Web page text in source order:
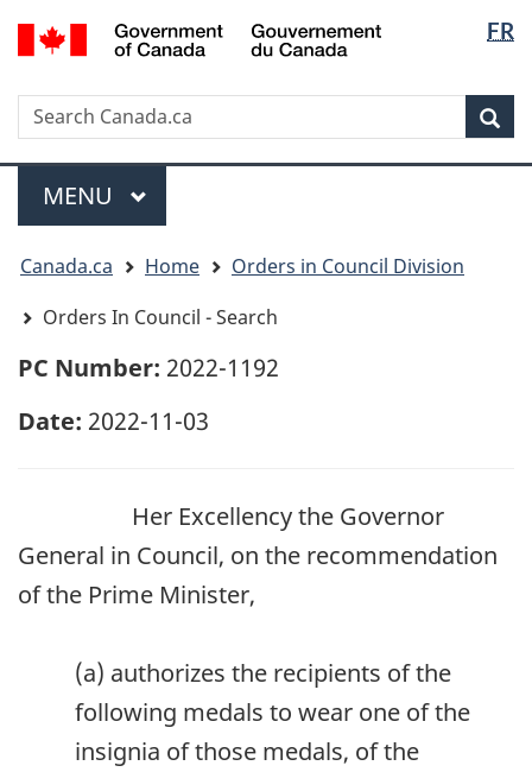
Skip
to
Skip
to
Switch
to
version
FR
Search
Search
Canada.ca
Menu
MAIN
MENU
are
here:
Canada.ca Home
Orders in Council Division
Orders In Council - Search
PC Number: 2022-1192
Date: 2022-11-03
Her Excellency the Governor
General in Council, on the recommendation
of the Prime Minister,
(a) authorizes the recipients of the
following medals to wear one of the
insignia of those medals, of the